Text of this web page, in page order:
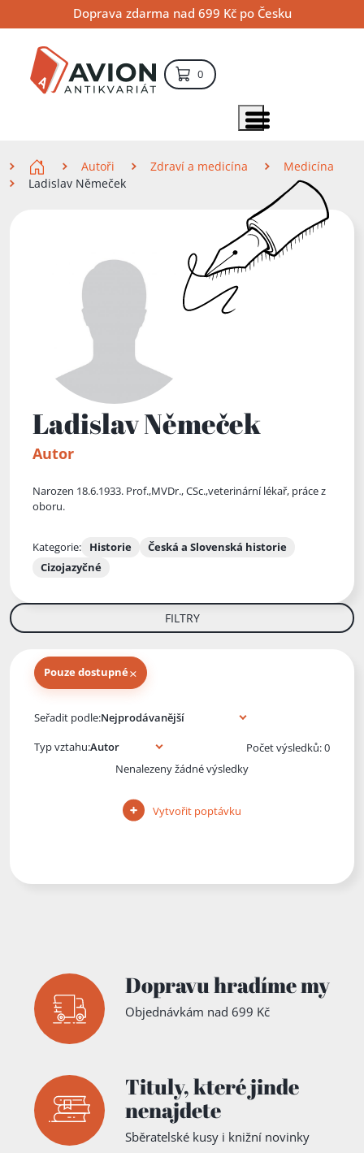
na
obsah
na
navigaci
na
vyhledávání
Doprava zdarma nad 699 Kč po Česku
0položek – košík
Zobrazit položky menu
Autoři Zdraví a medicína
Medicína
Ladislav Němeček
Ladislav Němeček
Autor
Narozen 18.6.1933. Prof.,MVDr., CSc.,veterinární lékař, práce z
oboru.
Kategorie: Historie
Česká a Slovenská historie
Cizojazyčné
FILTRY
Pouze dostupné×
Seřadit podle:
Typ vztahu:
Počet výsledků: 0
Nenalezeny žádné výsledky
Vytvořit poptávku
Dopravu hradíme my
Objednávkám nad 699 Kč
Tituly,které jinde
nenajdete
Sběratelské kusy i knižní novinky